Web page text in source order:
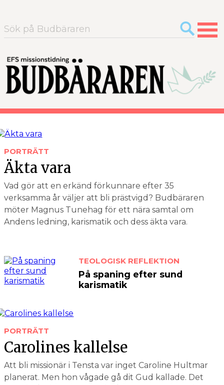
Sök
efter:
PORTRÄTT
Äkta vara
Vad gör att en erkänd förkunnare efter 35
verksamma år väljer att bli prästvigd? Budbäraren
möter Magnus Tunehag för ett nära samtal om
Andens ledning, karismatik och dess äkta vara.
TEOLOGISK REFLEKTION
På spaning efter sund
karismatik
PORTRÄTT
Carolines kallelse
Att bli missionär i Tensta var inget Caroline Hultmar
planerat. Men hon vågade gå dit Gud kallade. Det